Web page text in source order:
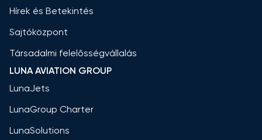
Hírek és Betekintés
Sajtóközpont
Társadalmi felelősségvállalás
LUNA AVIATION GROUP
LunaJets
LunaGroup Charter
LunaSolutions